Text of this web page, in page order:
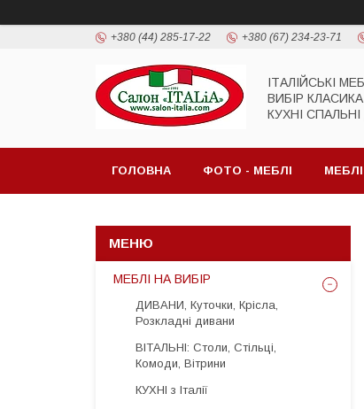
+380 (44) 285-17-22 +380 (67) 234-23-71
ІТАЛІЙСЬКІ
ВИБІР
КУХНІ
ГОЛОВНА ФОТО - МЕБЛІ
МЕБЛІ НА ВИБІР
ДИВАНИ, Куточки, Крісла,
Розкладні дивани
ВІТАЛЬНІ: Столи, Стільці,
Комоди, Вітрини
КУХНІ з Італії